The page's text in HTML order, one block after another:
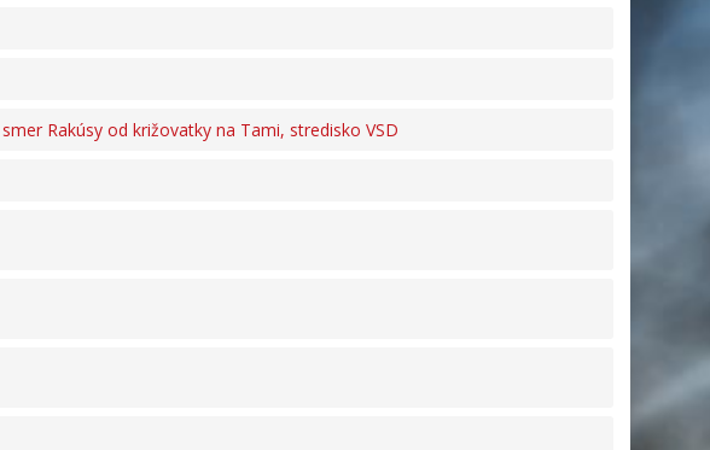
Rakúsy od križovatky na Tami, stredisko VSD